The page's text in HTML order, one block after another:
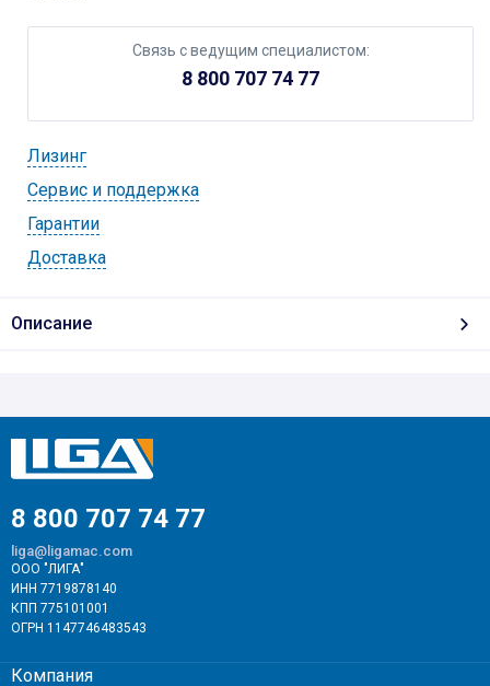
Связь с ведущим специалистом:
8 800 707 74 77
Лизинг
Cервис и поддержка
Гарантии
Доставка
Описание
8 800 707 74 77
liga@ligamac.com
ООО "ЛИГА"
ИНН 7719878140
КПП 775101001
ОГРН 1147746483543
Компания